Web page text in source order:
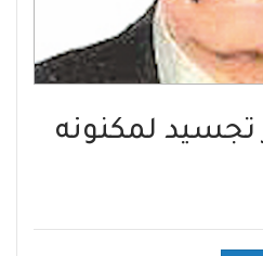
تجسيد لمكنونه